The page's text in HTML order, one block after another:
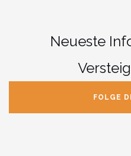
Neueste
FOLGE